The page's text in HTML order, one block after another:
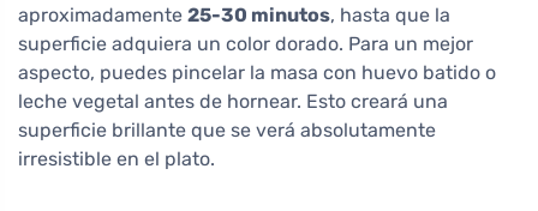
aproximadamente 25-30 minutos, hasta que la
superficie adquiera un color dorado. Para un mejor
aspecto, puedes pincelar la masa con huevo batido o
leche vegetal antes de hornear. Esto creará una
superficie brillante que se verá absolutamente
irresistible en el plato.